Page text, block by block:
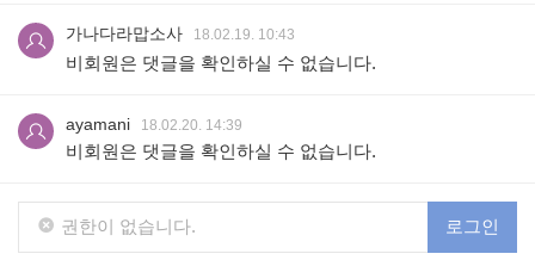
가나다라맙소사 18.02.19. 10:43
비회원은 댓글을 확인하실 수 없습니다.
ayamani 18.02.20. 14:39
비회원은 댓글을 확인하실 수 없습니다.
권한이 없습니다. 로그인